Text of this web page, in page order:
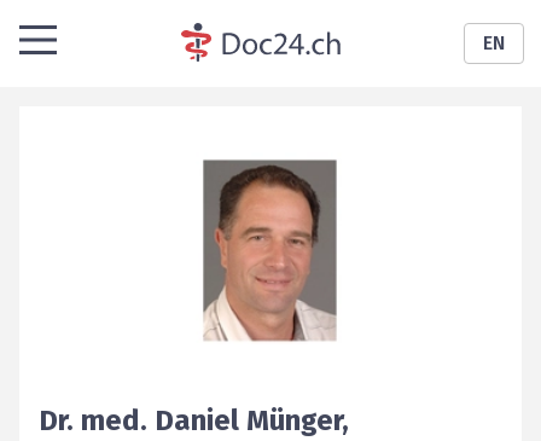
EN
Dr. med. Daniel Münger,